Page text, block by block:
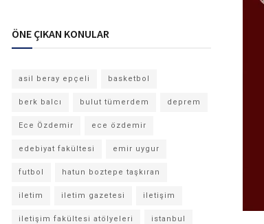
ÖNE ÇIKAN KONULAR
asil beray epçeli basketbol
berk balcı bulut tümerdem deprem
Ece Özdemir ece özdemir
edebiyat fakültesi emir uygur
futbol hatun boztepe taşkıran
iletim iletim gazetesi iletişim
iletişim fakültesi atölyeleri istanbul